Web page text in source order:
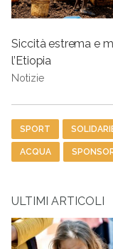
Siccità estrema e
l’Etiopia
Notizie
Tag
SPORT
ACQUA
ULTIMI ARTICOLI